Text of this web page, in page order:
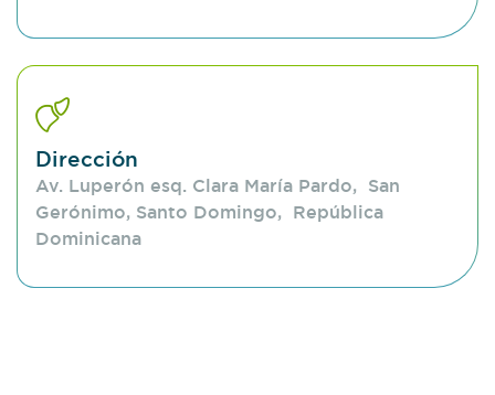
Dirección
Av. Luperón esq. Clara María Pardo, San
Gerónimo, Santo Domingo, República
Dominicana